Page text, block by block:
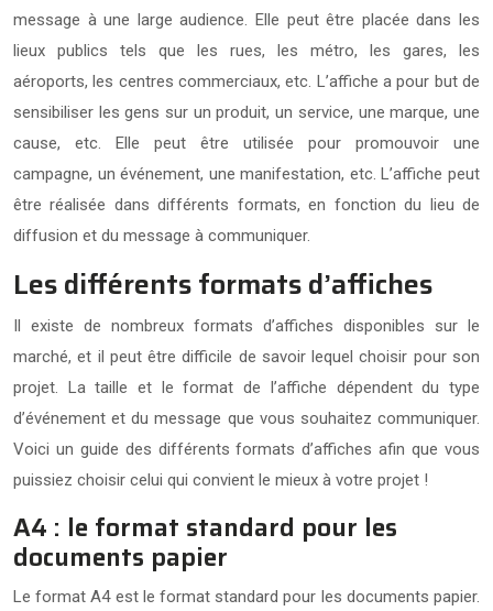
message à une large audience. Elle peut être placée dans les
lieux publics tels que les rues, les métro, les gares, les
aéroports, les centres commerciaux, etc. L’affiche a pour but de
sensibiliser les gens sur un produit, un service, une marque, une
cause, etc. Elle peut être utilisée pour promouvoir une
campagne, un événement, une manifestation, etc. L’affiche peut
être réalisée dans différents formats, en fonction du lieu de
diffusion et du message à communiquer.
Les différents formats d’affiches
Il existe de nombreux formats d’affiches disponibles sur le
marché, et il peut être difficile de savoir lequel choisir pour son
projet. La taille et le format de l’affiche dépendent du type
d’événement et du message que vous souhaitez communiquer.
Voici un guide des différents formats d’affiches afin que vous
puissiez choisir celui qui convient le mieux à votre projet !
A4 : le format standard pour les
documents papier
Le format A4 est le format standard pour les documents papier.